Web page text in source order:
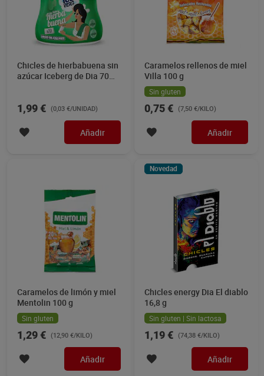
Chicles de hierbabuena sin
azúcar Iceberg de Dia 70
1,99 € (0,03 €/UNIDAD)
Añadir
Caramelos rellenos de miel
Villa 100 g
Sin gluten
0,75 € (7,50 €/KILO)
Añadir
Caramelos de limón y miel
Mentolin 100 g
Sin gluten
1,29 € (12,90 €/KILO)
Añadir
Novedad
Chicles energy Dia El diablo
16,8 g
Sin gluten | Sin lactosa
1,19 € (74,38 €/KILO)
Añadir